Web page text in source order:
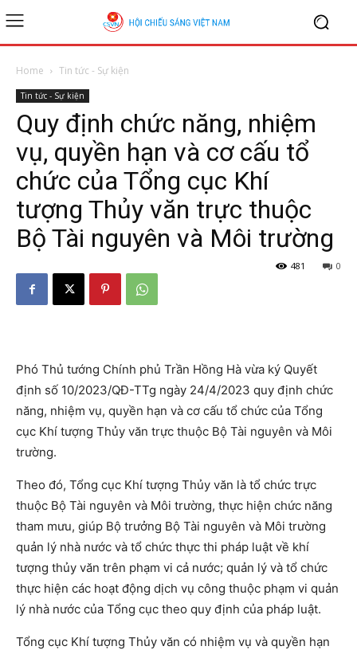
Home Tin tức - Sự kiện
Tin tức - Sự kiện
Quy định chức năng, nhiệm
vụ, quyền hạn và cơ cấu tổ
chức của Tổng cục Khí
tượng Thủy văn trực thuộc
Bộ Tài nguyên và Môi trường
0
481
Phó Thủ tướng Chính phủ Trần Hồng Hà vừa ký Quyết
định số 10/2023/QĐ-TTg ngày 24/4/2023 quy định chức
năng, nhiệm vụ, quyền hạn và cơ cấu tổ chức của Tổng
cục Khí tượng Thủy văn trực thuộc Bộ Tài nguyên và Môi
trường.
Theo đó, Tổng cục Khí tượng Thủy văn là tổ chức trực
thuộc Bộ Tài nguyên và Môi trường, thực hiện chức năng
tham mưu, giúp Bộ trưởng Bộ Tài nguyên và Môi trường
quản lý nhà nước và tổ chức thực thi pháp luật về khí
tượng thủy văn trên phạm vi cả nước; quản lý và tổ chức
thực hiện các hoạt động dịch vụ công thuộc phạm vi quản
lý nhà nước của Tổng cục theo quy định của pháp luật.
Tổng cục Khí tượng Thủy văn có nhiệm vụ và quyền hạn